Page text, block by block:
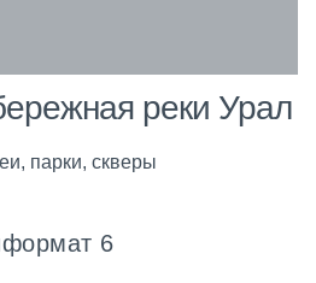
реки Урал
парки, скверы
6